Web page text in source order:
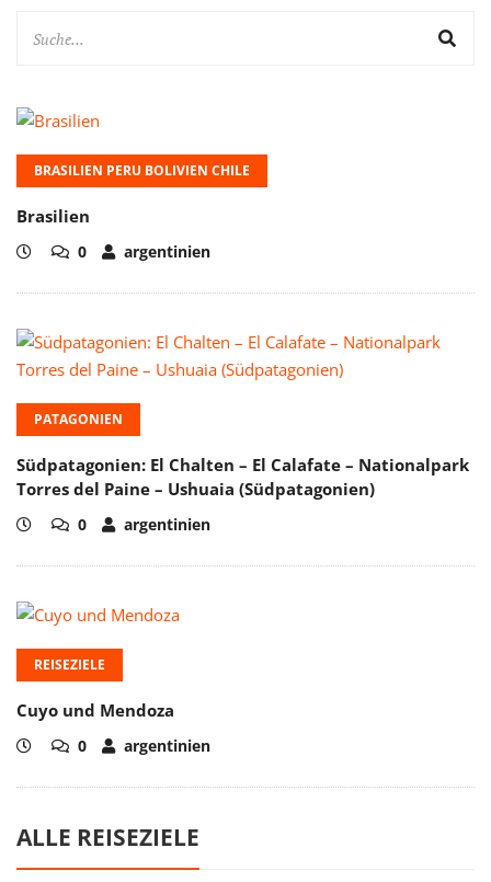
BRASILIEN PERU BOLIVIEN CHILE
Brasilien
0 argentinien
PATAGONIEN
Südpatagonien: El Chalten – El Calafate – Nationalpark
Torres del Paine – Ushuaia (Südpatagonien)
0 argentinien
REISEZIELE
Cuyo und Mendoza
0 argentinien
ALLE REISEZIELE